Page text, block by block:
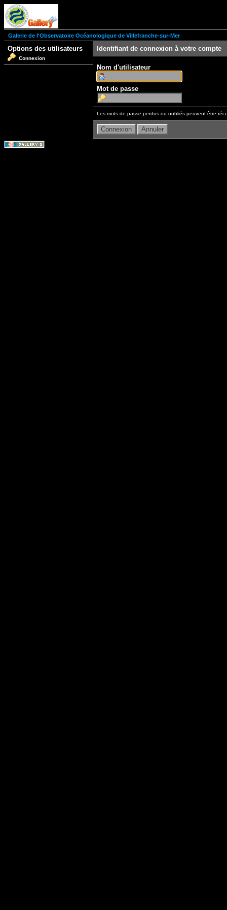
Galerie de l'Observatoire Océanologique de Villefranche-sur-Mer
Options des utilisateurs
Connexion
Identifiant de connexion à votre compte
Nom d'utilisateur
Mot de passe
Les mots de passe perdus ou oubliés peuvent être